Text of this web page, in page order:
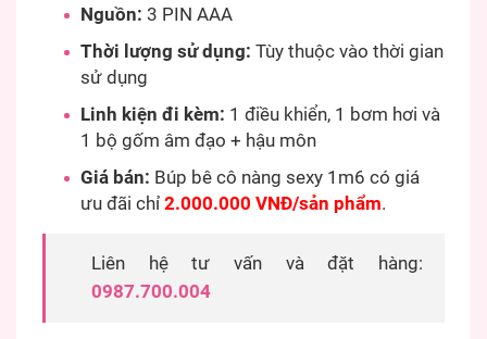
Nguồn: 3 PIN AAA
Thời lượng sử dụng: Tùy thuộc vào thời gian
sử dụng
Linh kiện đi kèm: 1 điều khiển, 1 bơm hơi và
1 bộ gốm âm đạo + hậu môn
Giá bán: Búp bê cô nàng sexy 1m6 có giá
ưu đãi chỉ 2.000.000 VNĐ/sản phẩm.
Liên hệ tư vấn và đặt hàng:
0987.700.004